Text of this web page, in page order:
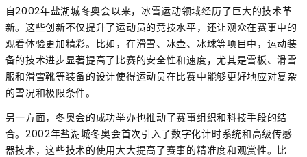
自2002年盐湖城冬奥会以来，冰雪运动领域经历了巨大的技术革
新。这些创新不仅提升了运动员的竞技水平，还让观众在赛事中的
观看体验更加精彩。比如，在滑雪、冰壶、冰球等项目中，运动装
备的技术进步显著提高了比赛的安全性和速度，尤其是雪板、滑雪
服和滑雪靴等装备的设计使得运动员在比赛中能够更好地应对复杂
的雪况和极限条件。
另一方面，冬奥会的成功举办也推动了赛事组织和科技手段的结
合。2002年盐湖城冬奥会首次引入了数字化计时系统和高级传感
器技术，这些技术的使用大大提高了赛事的精准度和观赏性。比